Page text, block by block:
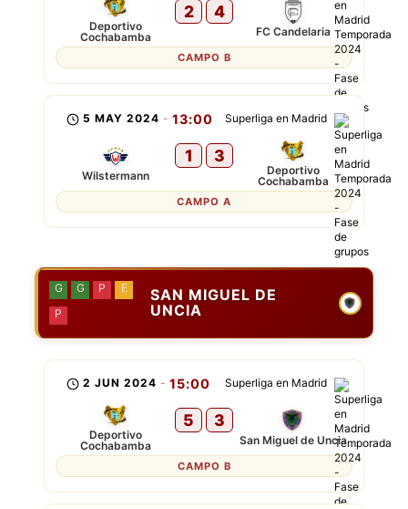
Deportivo
Cochabamba
2 4
FC Candelaria
CAMPO B
Superliga en Madrid
5 MAY 2024 - 13:00
Wilstermann
1 3
Deportivo
Cochabamba
CAMPO A
SAN MIGUEL DE
UNCIA
G G P
E
P
Superliga en Madrid
2 JUN 2024 - 15:00
Deportivo
Cochabamba
5 3
San Miguel de Uncia
CAMPO B